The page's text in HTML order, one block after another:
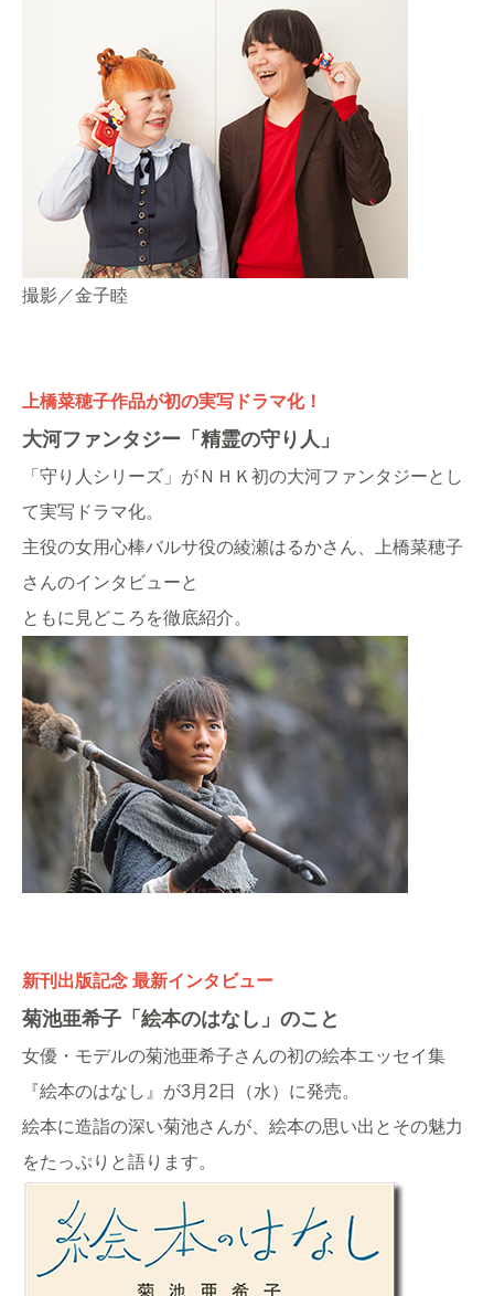
撮影／金子睦
上橋菜穂子作品が初の実写ドラマ化！
大河ファンタジー「精霊の守り人」
「守り人シリーズ」がＮＨＫ初の大河ファンタジーとし
て実写ドラマ化。
主役の女用心棒バルサ役の綾瀬はるかさん、上橋菜穂子
さんのインタビューと
ともに見どころを徹底紹介。
新刊出版記念 最新インタビュー
菊池亜希子「絵本のはなし」のこと
女優・モデルの菊池亜希子さんの初の絵本エッセイ集
『絵本のはなし』が3月2日（水）に発売。
絵本に造詣の深い菊池さんが、絵本の思い出とその魅力
をたっぷりと語ります。